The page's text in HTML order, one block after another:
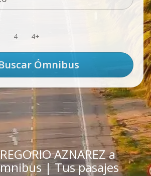
4 4+
AZNAREZ a
| Tus pasajes